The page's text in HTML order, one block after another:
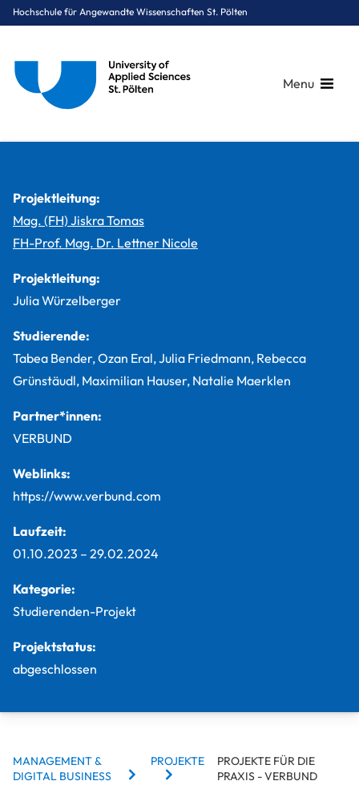
Hochschule für Angewandte Wissenschaften St. Pölten
Menu
Projektleitung:
Mag. (FH) Jiskra Tomas
FH-Prof. Mag. Dr. Lettner Nicole
Projektleitung:
Julia Würzelberger
Studierende:
Tabea Bender, Ozan Eral, Julia Friedmann, Rebecca
Grünstäudl, Maximilian Hauser, Natalie Maerklen
Partner*innen:
VERBUND
Weblinks:
https://www.verbund.com
Laufzeit:
01.10.2023 – 29.02.2024
Kategorie:
Studierenden-Projekt
Projektstatus:
abgeschlossen
BREADCRUMBS
MANAGEMENT &
DIGITAL BUSINESS
PROJEKTE
PROJEKTE FÜR DIE
PRAXIS - VERBUND